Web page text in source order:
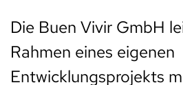
Die Buen Vivir GmbH
Rahmen eines eigenen
Entwicklungsprojekts